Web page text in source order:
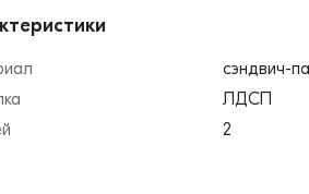
сэндвич-
ЛДСП
2